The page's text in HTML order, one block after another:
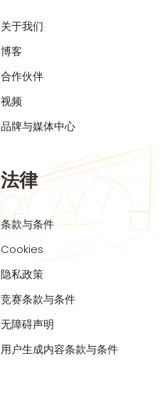
关于我们
博客
合作伙伴
视频
品牌与媒体中心
法律
条款与条件
Cookies
隐私政策
竞赛条款与条件
无障碍声明
用户生成内容条款与条件